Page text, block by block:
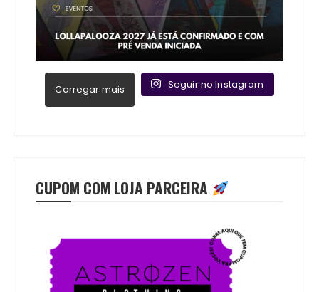
Carregar mais Seguir no Instagram
CUPOM COM LOJA PARCEIRA